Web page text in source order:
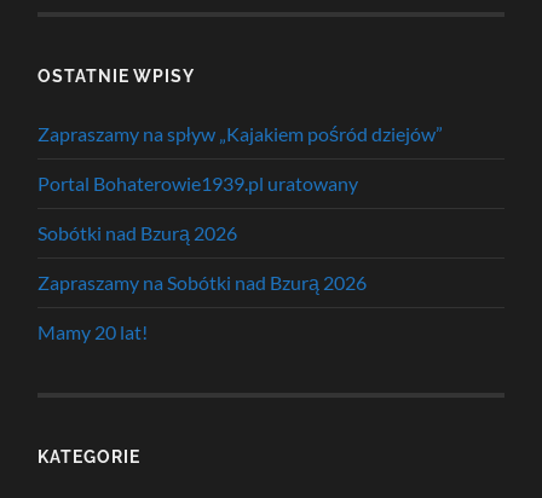
OSTATNIE WPISY
Zapraszamy na spływ „Kajakiem pośród dziejów”
Portal Bohaterowie1939.pl uratowany
Sobótki nad Bzurą 2026
Zapraszamy na Sobótki nad Bzurą 2026
Mamy 20 lat!
KATEGORIE